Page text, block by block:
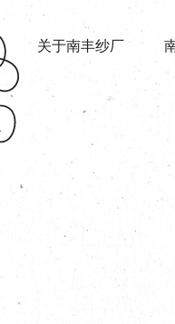
关于南丰纱厂
传承与历史
愿景
媒体中心